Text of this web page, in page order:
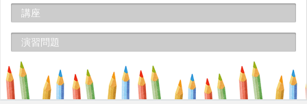
講座
演習問題